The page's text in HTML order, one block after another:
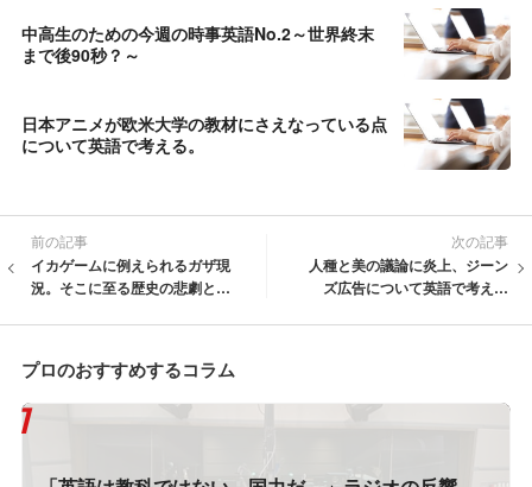
中高生のための今週の時事英語No.2～世界終末
まで後90秒？～
日本アニメが欧米大学の教材にさえなっている点
について英語で考える。
前の記事
イカゲームに例えられるガザ現
況。そこに至る歴史の悲劇と皮
次の記事
人種と美の議論に炎上、ジーン
ズ広告について英語で考えよ
プロのおすすめするコラム